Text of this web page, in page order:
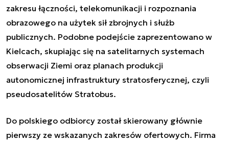
zakresu łączności, telekomunikacji i rozpoznania
obrazowego na użytek sił zbrojnych i służb
publicznych. Podobne podejście zaprezentowano w
Kielcach, skupiając się na satelitarnych systemach
obserwacji Ziemi oraz planach produkcji
autonomicznej infrastruktury stratosferycznej, czyli
pseudosatelitów Stratobus.
Do polskiego odbiorcy został skierowany głównie
pierwszy ze wskazanych zakresów ofertowych. Firma